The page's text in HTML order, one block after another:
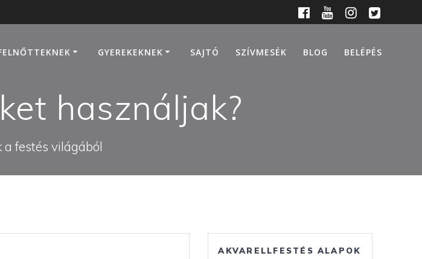
GYEREKEKNEK SAJTÓ SZÍVMESÉK BLOG BELÉPÉS
használjak?
a festés világából
AKVARELLFESTÉS ALAPOK